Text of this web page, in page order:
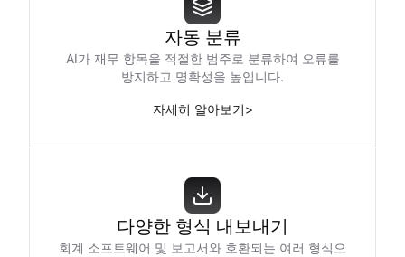
자동 분류
AI가 재무 항목을 적절한 범주로 분류하여 오류를
방지하고 명확성을 높입니다.
자세히 알아보기>
다양한 형식 내보내기
회계 소프트웨어 및 보고서와 호환되는 여러 형식으